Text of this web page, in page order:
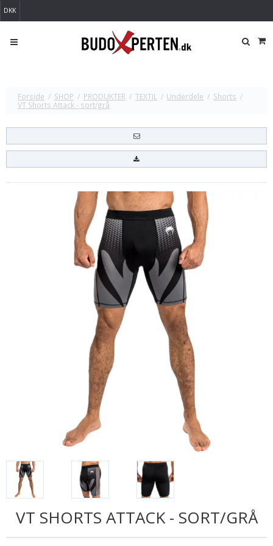
DKK
Forside / SHOP / PRODUKTER / TEXTIL / Underdele / Shorts /
VT Shorts Attack - sort/grå
VT SHORTS ATTACK - SORT/GRÅ